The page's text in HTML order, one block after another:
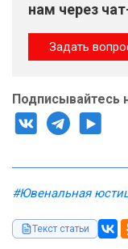
нам через
Задать
Подписывайтесь
#Ювенальная
Текст статьи